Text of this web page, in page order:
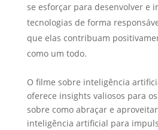
se esforçar para desenvolver e
tecnologias de forma
que elas contribuam
como um todo.
O filme sobre inteligência
oferece insights valiosos para
sobre como abraçar e
inteligência artificial para